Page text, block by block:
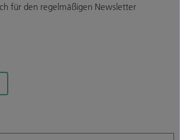
für den regelmäßigen Newsletter